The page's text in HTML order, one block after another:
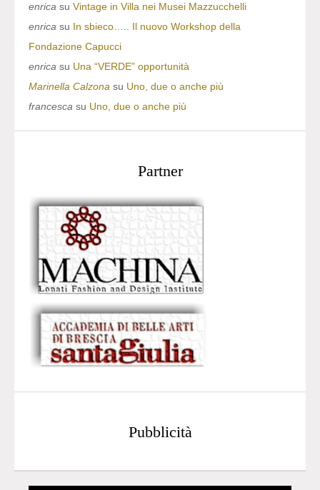
enrica su Vintage in Villa nei Musei Mazzucchelli
enrica su In sbieco….. Il nuovo Workshop della
Fondazione Capucci
enrica su Una “VERDE” opportunità
Marinella Calzona su Uno, due o anche più
francesca su Uno, due o anche più
Partner
Pubblicità